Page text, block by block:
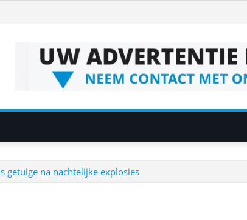
getuige na nachtelijke explosies